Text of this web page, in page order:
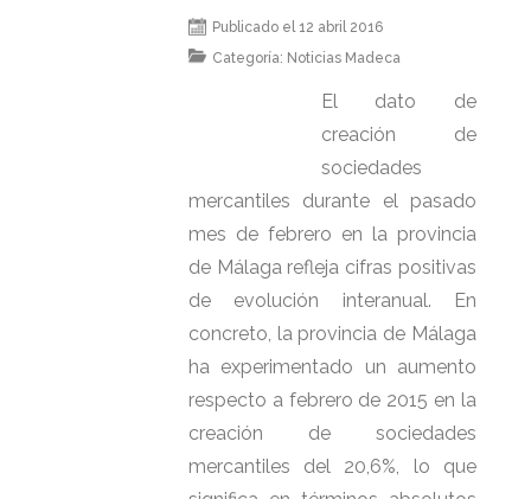
Publicado el 12 abril 2016
Categoría: Noticias Madeca
El dato de
creación de
sociedades
mercantiles durante el pasado
mes de febrero en la provincia
de Málaga refleja cifras positivas
de evolución interanual. En
concreto, la provincia de Málaga
ha experimentado un aumento
respecto a febrero de 2015 en la
creación de sociedades
mercantiles del 20,6%, lo que